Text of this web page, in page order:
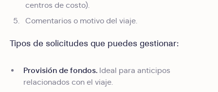
centros de costo).
Comentarios o motivo del viaje.
Tipos de solicitudes que puedes gestionar:
Provisión de fondos. Ideal para anticipos
relacionados con el viaje.